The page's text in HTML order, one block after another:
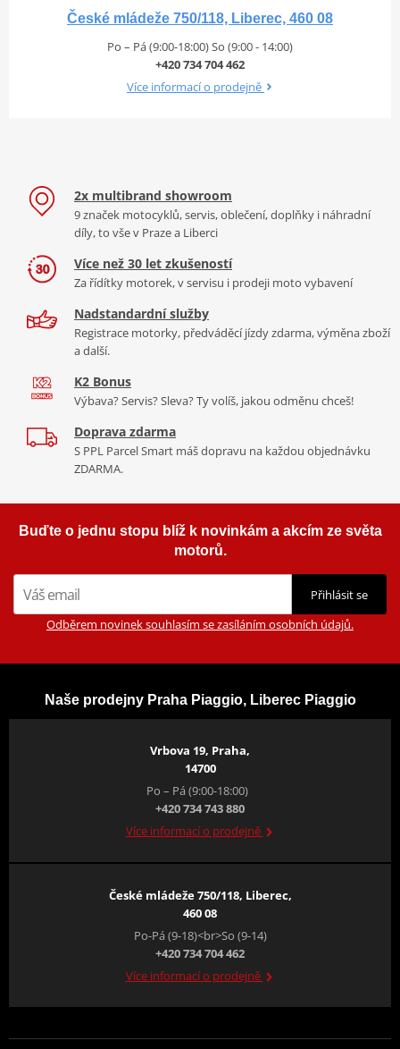
České mládeže 750/118, Liberec, 460 08
Po – Pá (9:00-18:00) So (9:00 - 14:00)
+420 734 704 462
Více informací o prodejně
2x multibrand showroom
9 značek motocyklů, servis, oblečení, doplňky i náhradní
díly, to vše v Praze a Liberci
Více než 30 let zkušeností
Za řídítky motorek, v servisu i prodeji moto vybavení
Nadstandardní služby
Registrace motorky, předváděcí jízdy zdarma, výměna zboží
a další.
K2 Bonus
Výbava? Servis? Sleva? Ty volíš, jakou odměnu chceš!
Doprava zdarma
S PPL Parcel Smart máš dopravu na každou objednávku
ZDARMA.
Buďte o jednu stopu blíž k novinkám a akcím ze světa
motorů.
Přihlásit se
Odběrem novinek souhlasím se zasíláním osobních údajů.
Naše prodejny Praha Piaggio, Liberec Piaggio
Vrbova 19, Praha,
14700
Po – Pá (9:00-18:00)
+420 734 743 880
Více informací o prodejně
České mládeže 750/118, Liberec,
460 08
Po-Pá (9-18)<br>So (9-14)
+420 734 704 462
Více informací o prodejně